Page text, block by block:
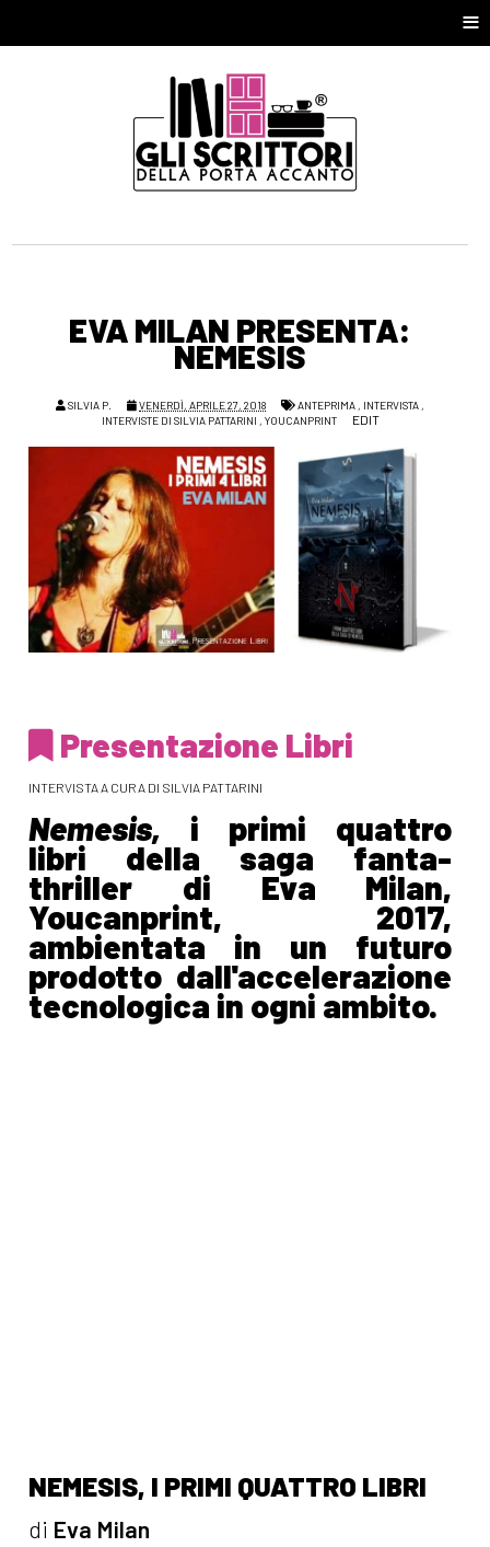
≡
EVA MILAN PRESENTA:
NEMESIS
SILVIA P. VENERDÌ, APRILE 27, 2018 ANTEPRIMA , INTERVISTA ,
INTERVISTE DI SILVIA PATTARINI , YOUCANPRINT EDIT
Presentazione Libri
INTERVISTA A CURA DI SILVIA PATTARINI
Nemesis, i primi quattro
libri della saga fanta-
thriller di Eva Milan,
Youcanprint, 2017,
ambientata in un futuro
prodotto dall'accelerazione
tecnologica in ogni ambito.
NEMESIS, I PRIMI QUATTRO LIBRI
di Eva Milan